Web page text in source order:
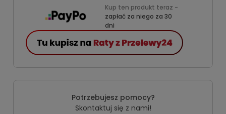
Kup ten produkt teraz -
zapłać za niego za 30
dni
Potrzebujesz pomocy?
Skontaktuj się z nami!